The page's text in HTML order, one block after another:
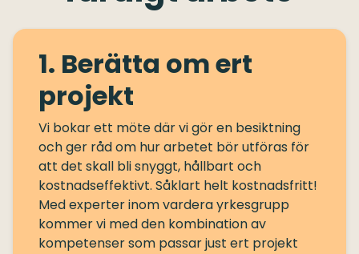
1. Berätta om ert
projekt
Vi bokar ett möte där vi gör en besiktning
och ger råd om hur arbetet bör utföras för
att det skall bli snyggt, hållbart och
kostnadseffektivt. Såklart helt kostnadsfritt!
Med experter inom vardera yrkesgrupp
kommer vi med den kombination av
kompetenser som passar just ert projekt